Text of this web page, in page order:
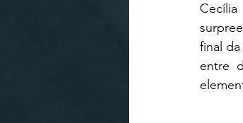
final
entre